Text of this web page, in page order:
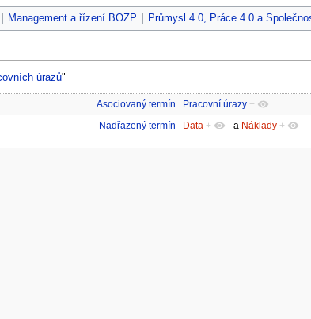
Management a řízení BOZP Průmysl 4.0, Práce 4.0 a
úrazů"
Asociovaný termín Pracovní úrazy +
Nadřazený termín
Data + a Náklady +